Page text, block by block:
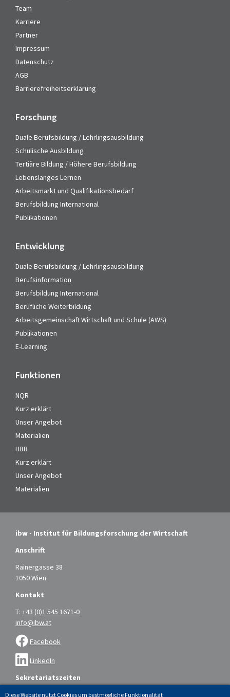
Team
Karriere
Partner
Impressum
Datenschutz
AGB
Barrierefreiheitserklärung
Forschung
Duale Berufsbildung / Lehrlingsausbildung
Schulische Ausbildung
Tertiäre Bildung / Höhere Berufsbildung
Lebenslanges Lernen
Arbeitsmarkt und Qualifikationsbedarf
Berufsbildung International
Publikationen
Entwicklung
Duale Berufsbildung / Lehrlingsausbildung
Berufsinformation
Berufsbildung International
Berufliche Weiterbildung
Arbeitsgemeinschaft Wirtschaft und Schule (AWS)
Publikationen
E-Learning
Funktionen
NQR
Kurz erklärt
Unser Angebot
Materialien
HBB
Kurz erklärt
Unser Angebot
Materialien
ibw - Institut für Bildungsforschung der Wirtschaft
Anschrift
Rainergasse 38
1050 Wien
Kontakt
T: +43 (0)1 545 1671-0
info@ibw.at
Facebook
LinkedIn
Sekretariatszeiten
Montag bis Donnerstag: 9.00 – 16.00 Uhr
Diese Website nutzt Cookies um bestmögliche Funktionalität